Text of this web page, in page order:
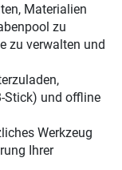
Materialien
zu
zu verwalten und
Stick) und offline
Werkzeug
Ihrer